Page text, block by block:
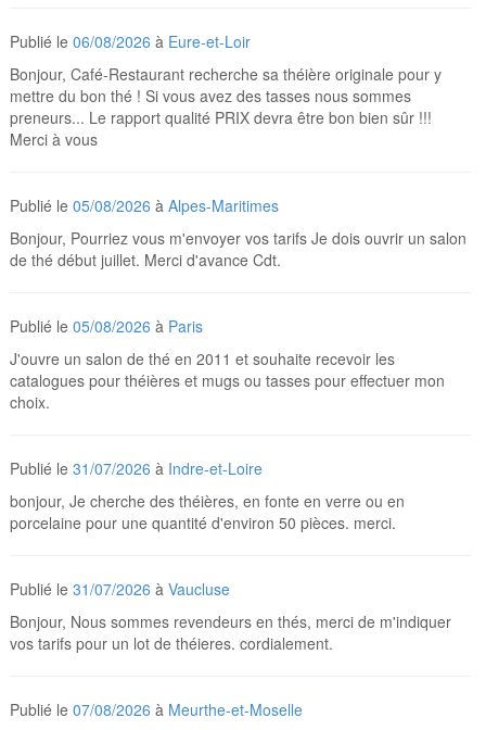
Publié le06/08/2026 à Eure-et-Loir
Bonjour, Café-Restaurant recherche sa théière originale pour y
mettre du bon thé ! Si vous avez des tasses nous sommes
preneurs... Le rapport qualité PRIX devra être bon bien sûr !!!
Merci à vous
Publié le05/08/2026 àAlpes-Maritimes
Bonjour, Pourriez vous m'envoyer vos tarifs Je dois ouvrir un salon
de thé début juillet. Merci d'avance Cdt.
Publié le05/08/2026 à Paris
J'ouvre un salon de thé en 2011 et souhaite recevoir les
catalogues pour théières et mugs ou tasses pour effectuer mon
choix.
Publié le31/07/2026 à Indre-et-Loire
bonjour, Je cherche des théières, en fonte en verre ou en
porcelaine pour une quantité d'environ 50 pièces. merci.
Publié le31/07/2026 àVaucluse
Bonjour, Nous sommes revendeurs en thés, merci de m'indiquer
vos tarifs pour un lot de théieres. cordialement.
Publié le07/08/2026 à Meurthe-et-Moselle